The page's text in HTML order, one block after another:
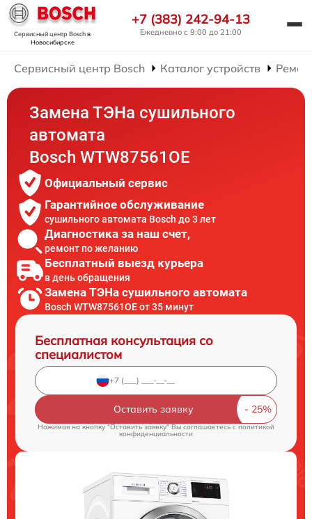
Сервисный центр Boschв
Новосибирске
+7 (383) 242-94-13
Ежедневно с 9:00 до 21:00
Сервисный центр Bosch Каталог устройств
Замена ТЭНа сушильного
автомата
Bosch WTW87561OE
Официальный сервис
Гарантийное обслуживание
сушильного автомата Bosch до 3 лет
Диагностика за наш счет,
ремонт по желанию
Бесплатный выезд курьера
в день обращения
Замена ТЭНа сушильного автомата
Bosch WTW87561OE от 35 минут
Бесплатная консультация со
специалистом
Оставить заявку
Нажимая на кнопку "Оставить заявку" Вы соглашаетесь cполитикой
конфиденциальности